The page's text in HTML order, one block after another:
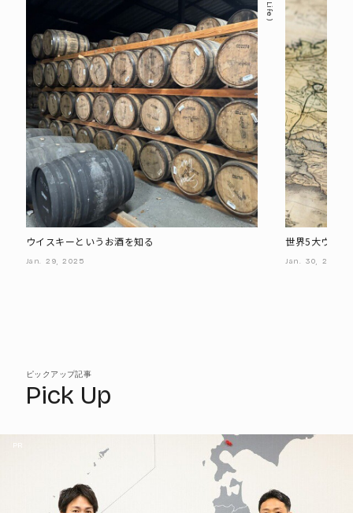
Life
ウイスキーというお酒を知る
Jan. 29, 2025
世界5大ウイ
Jan. 30, 2025
ピックアップ記事
Pick Up
PR